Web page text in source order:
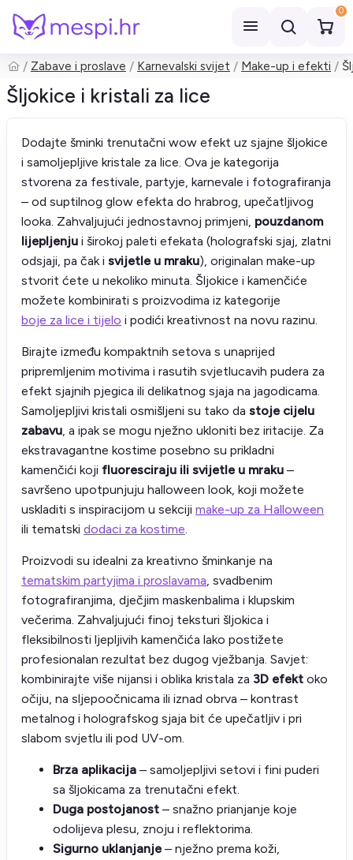
0
Pretraži
Zabave i proslave Karnevalski svijet Make-up i efekti
Šljokice i kristali za lice
Dodajte šminki trenutačni wow efekt uz sjajne šljokice
i samoljepljive kristale za lice. Ova je kategorija
stvorena za festivale, partyje, karnevale i fotografiranja
– od suptilnog glow efekta do hrabrog, upečatljivog
looka. Zahvaljujući jednostavnoj primjeni, pouzdanom
lijepljenju i širokoj paleti efekata (holografski sjaj, zlatni
odsjaji, pa čak i svijetle u mraku), originalan make-up
stvorit ćete u nekoliko minuta. Šljokice i kamenčiće
možete kombinirati s proizvodima iz kategorije
boje za lice i tijelo i podići kreativnost na novu razinu.
Birajte između kompaktnih setova s unaprijed
pripremljenim motivima i rasutih svjetlucavih pudera za
efekt sjajnih pjegica ili delikatnog sjaja na jagodicama.
Samoljepljivi kristali osmišljeni su tako da stoje cijelu
zabavu, a ipak se mogu nježno ukloniti bez iritacije. Za
ekstravagantne kostime posebno su prikladni
kamenčići koji fluoresciraju ili svijetle u mraku –
savršeno upotpunjuju halloween look, koji možete
uskladiti s inspiracijom u sekciji make-up za Halloween
ili tematski dodaci za kostime.
Proizvodi su idealni za kreativno šminkanje na
tematskim partyjima i proslavama, svadbenim
fotografiranjima, dječjim maskenbalima i klupskim
večerima. Zahvaljujući finoj teksturi šljokica i
fleksibilnosti ljepljivih kamenčića lako postižete
profesionalan rezultat bez dugog vježbanja. Savjet:
kombinirajte više nijansi i oblika kristala za 3D efekt oko
očiju, na sljepoočnicama ili iznad obrva – kontrast
metalnog i holografskog sjaja bit će upečatljiv i pri
slabom svjetlu ili pod UV-om.
Brza aplikacija – samoljepljivi setovi i fini puderi
sa šljokicama za trenutačni efekt.
Duga postojanost – snažno prianjanje koje
odolijeva plesu, znoju i reflektorima.
Sigurno uklanjanje – nježno prema koži,